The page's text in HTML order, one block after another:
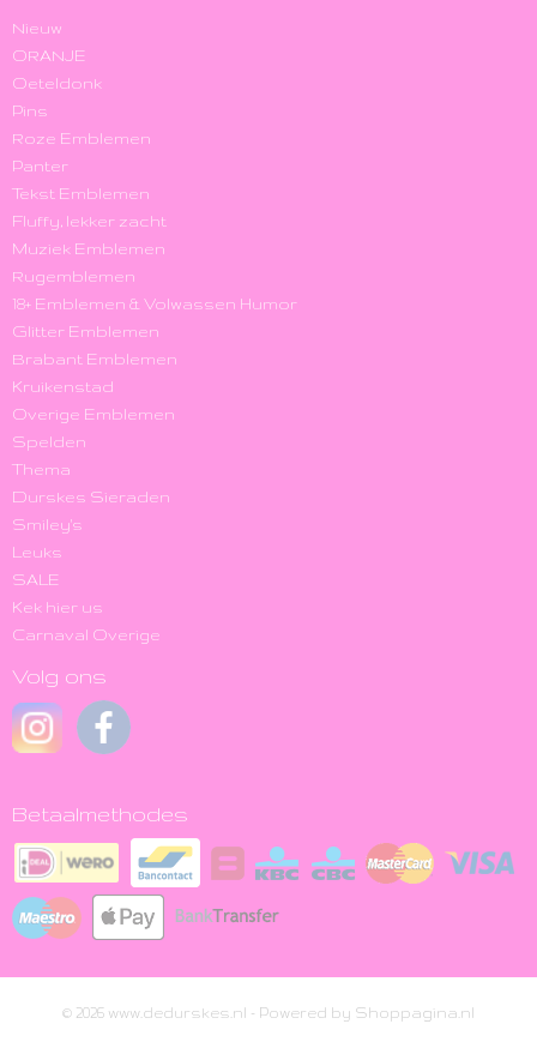
Nieuw
ORANJE
Oeteldonk
Pins
Roze Emblemen
Panter
Tekst Emblemen
Fluffy, lekker zacht
Muziek Emblemen
Rugemblemen
18+ Emblemen & Volwassen Humor
Glitter Emblemen
Brabant Emblemen
Kruikenstad
Overige Emblemen
Spelden
Thema
Durskes Sieraden
Smiley's
Leuks
SALE
Kek hier us
Carnaval Overige
Volg ons
Betaalmethodes
© 2026 www.dedurskes.nl - Powered by Shoppagina.nl